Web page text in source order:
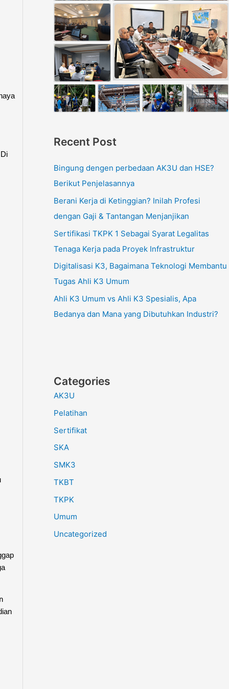
Recent Post
Bingung dengen perbedaan AK3U dan HSE?
Berikut Penjelasannya
Berani Kerja di Ketinggian? Inilah Profesi
dengan Gaji & Tantangan Menjanjikan
Sertifikasi TKPK 1 Sebagai Syarat Legalitas
Tenaga Kerja pada Proyek Infrastruktur
Digitalisasi K3, Bagaimana Teknologi Membantu
Tugas Ahli K3 Umum
Ahli K3 Umum vs Ahli K3 Spesialis, Apa
Bedanya dan Mana yang Dibutuhkan Industri?
Categories
AK3U
Pelatihan
Sertifikat
SKA
SMK3
TKBT
TKPK
Umum
Uncategorized